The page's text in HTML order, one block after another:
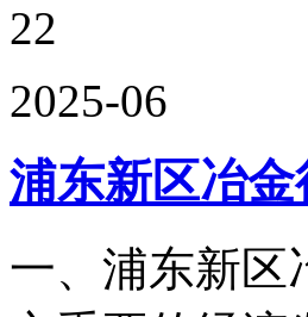
22
2025-06
浦东新区冶
一、浦东新区